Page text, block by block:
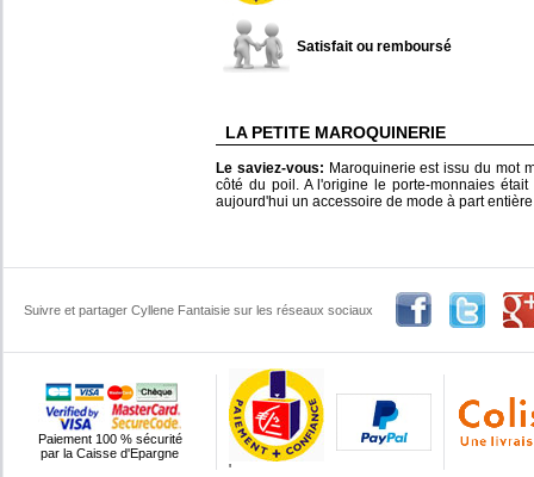
Satisfait ou remboursé
LA PETITE MAROQUINERIE
Le saviez-vous: Maroquinerie est issu du mot
côté du poil. A l'origine le porte-monnaies
aujourd'hui un accessoire de mode à part
Suivre et partager Cyllene Fantaisie sur les réseaux sociaux
Paiement 100 % sécurité
par la Caisse d'Epargne
'